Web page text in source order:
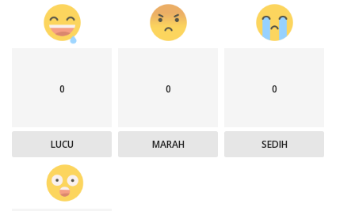
0
LUCU
0
MARAH
0
SEDIH